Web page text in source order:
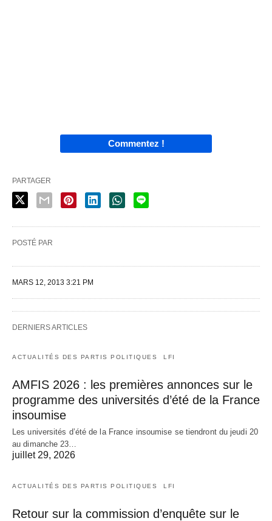
Commentez !
PARTAGER
POSTÉ PAR
MARS 12, 2013 3:21 PM
DERNIERS ARTICLES
ACTUALITÉS DES PARTIS POLITIQUES LFI
AMFIS 2026 : les premières annonces sur le
programme des universités d’été de la France
insoumise
Les universités d’été de la France insoumise se tiendront du jeudi 20
au dimanche 23…
juillet 29, 2026
ACTUALITÉS DES PARTIS POLITIQUES LFI
Retour sur la commission d’enquête sur le